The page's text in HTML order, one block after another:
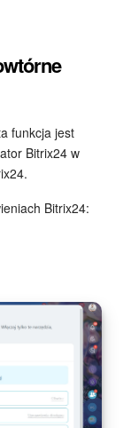
funkcja jest
Bitrix24 w
Bitrix24: